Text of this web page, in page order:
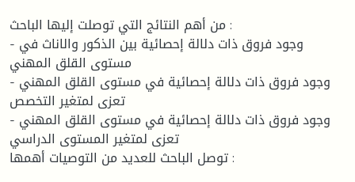
من أهم النتائج التي توصلت إليها الباحث :
- وجود فروق ذات دلالة إحصائية بين الذكور والاناث في
مستوى القلق المهني
- وجود فروق ذات دلالة إحصائية في مستوى القلق المهني
تعزى لمتغير التخصص
- وجود فروق ذات دلالة إحصائية في مستوى القلق المهني
تعزى لمتغير المستوى الدراسي
توصل الباحث للعديد من التوصيات أهمها :